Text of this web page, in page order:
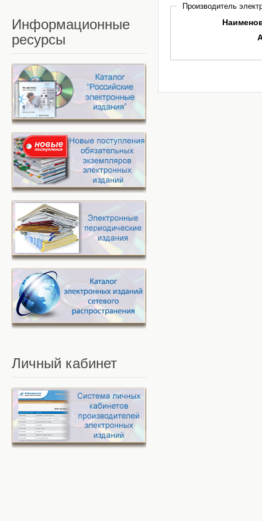
Производитель
Информационные
ресурсы
Личный кабинет